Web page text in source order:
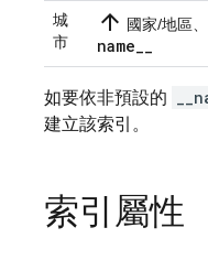
城
市
arrow_upward 國家/地區、
name__
如要依非預設的
建立該索引。
索引屬性